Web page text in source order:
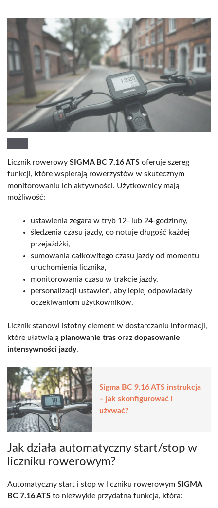
Licznik rowerowy SIGMA BC 7.16 ATS oferuje szereg
funkcji, które wspierają rowerzystów w skutecznym
monitorowaniu ich aktywności. Użytkownicy mają
możliwość:
ustawienia zegara w tryb 12- lub 24-godzinny,
śledzenia czasu jazdy, co notuje długość każdej
przejażdżki,
sumowania całkowitego czasu jazdy od momentu
uruchomienia licznika,
monitorowania czasu w trakcie jazdy,
personalizacji ustawień, aby lepiej odpowiadały
oczekiwaniom użytkowników.
Licznik stanowi istotny element w dostarczaniu informacji,
które ułatwiają planowanie tras oraz dopasowanie
intensywności jazdy.
Sigma BC 9.16 ATS instrukcja
– jak skonfigurować i
używać?
Jak działa automatyczny start/stop w
liczniku rowerowym?
Automatyczny start i stop w liczniku rowerowym SIGMA
BC 7.16 ATS to niezwykle przydatna funkcja, która: